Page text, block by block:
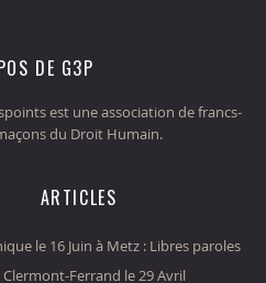
DE G3P
est une association de francs-
du Droit Humain.
ARTICLES
le 16 Juin à Metz : Libres paroles
Ferrand le 29 Avril